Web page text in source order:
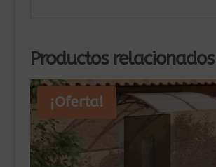
Productos relacionados
¡Oferta!